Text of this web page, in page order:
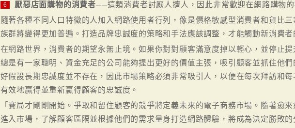
6 厭惡店面購物的消費者──這類消費者討厭人擠人，因此非常歡迎在網路購物的
隨著各種不同人口特徵的人加入網路使用者行列，像是價格敏感型消費者和貨比三
族群將變得更加普遍。打造品牌忠誠度的策略和手法應該調整，才能觸動新消費者
在網路世界，消費者的期望永無止境。如果你對對顧客滿意度掉以輕心，並停止提
總是有一家聰明、資金充足的公司能夠提出更好的價值主張，吸引顧客並抓住他們
好假設長期忠誠度並不存在，因此市場策略必須非常吸引人，以便在每次拜訪和每
有效地贏得並重新贏得顧客的忠誠度。
「賽局才剛剛開始。爭取和留住顧客的競爭將定義未來的電子商務市場。隨著愈
進入市場，了解顧客區隔並根據他們的需求量身打造網路體驗，將成為決定勝敗的